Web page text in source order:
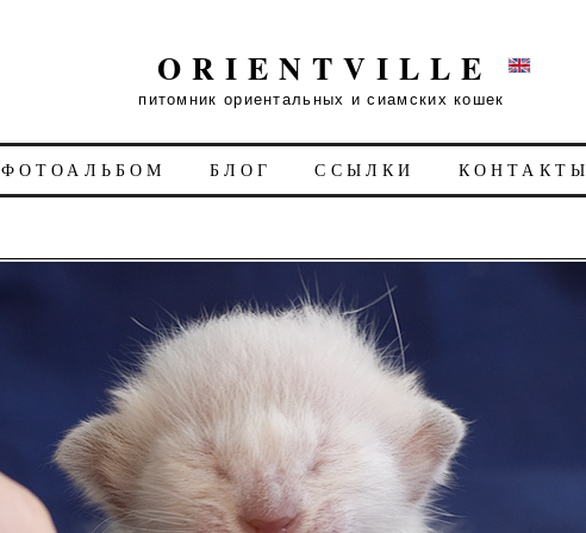
ORIENTVILLE
питомник ориентальных и сиамских кошек
ФОТОАЛЬБОМ БЛОГ ССЫЛКИ КОНТАКТЫ